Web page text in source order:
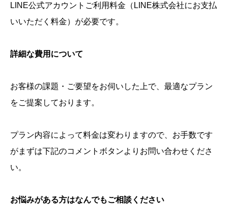
LINE公式アカウントご利用料金（LINE株式会社にお支払
いいただく料金）が必要です。
詳細な費用について
お客様の課題・ご要望をお伺いした上で、最適なプラン
をご提案しております。
プラン内容によって料金は変わりますので、お手数です
がまずは下記のコメントボタンよりお問い合わせくださ
い。
お悩みがある方はなんでもご相談ください